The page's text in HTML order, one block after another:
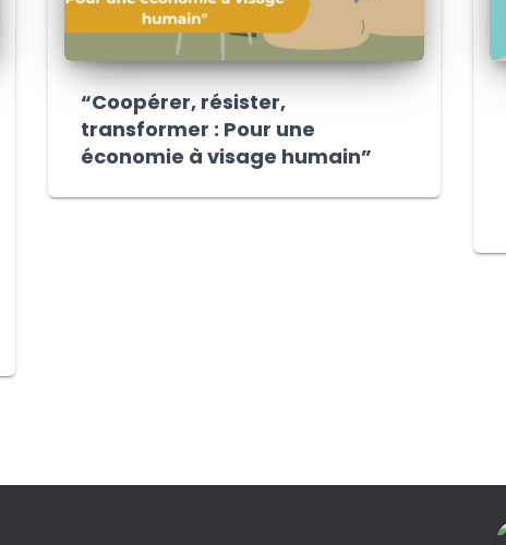
“Coopérer, résister,
transformer : Pour une
économie à visage humain”